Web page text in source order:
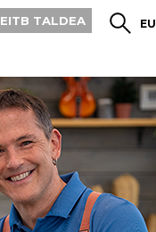
EITB TALDEA EU